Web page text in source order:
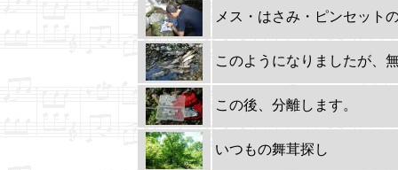
メス・はさみ・ピンセット
このようになりましたが、
この後、分離します。
いつもの舞茸探し